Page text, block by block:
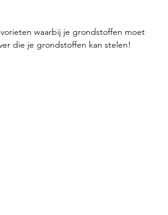
waarbij je grondstoffen moet
die je grondstoffen kan stelen!